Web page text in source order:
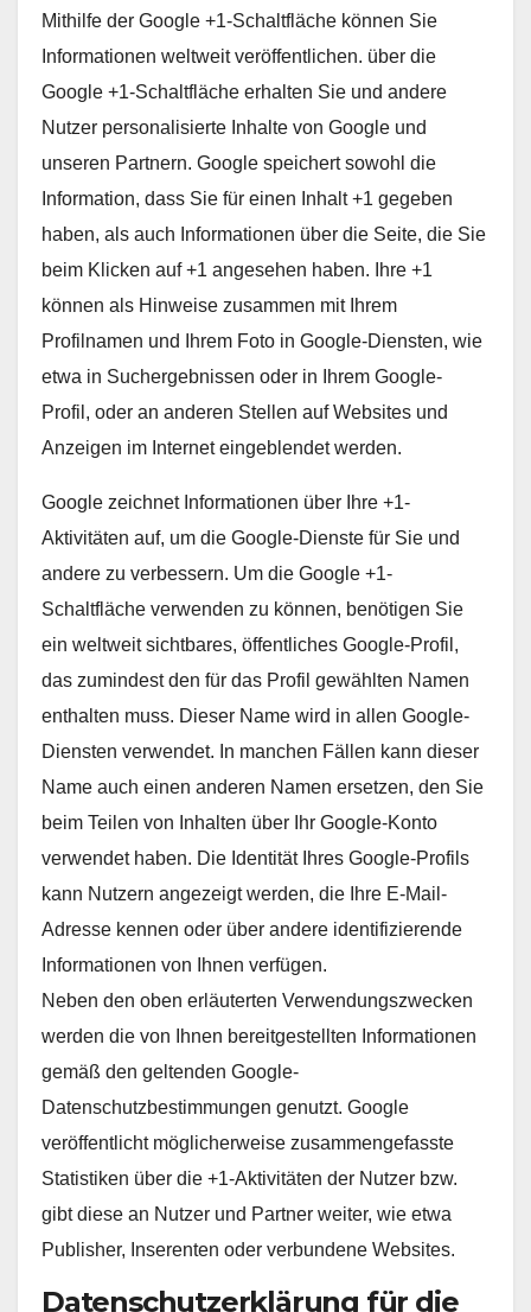
Mithilfe der Google +1-Schaltfläche können Sie
Informationen weltweit veröffentlichen. über die
Google +1-Schaltfläche erhalten Sie und andere
Nutzer personalisierte Inhalte von Google und
unseren Partnern. Google speichert sowohl die
Information, dass Sie für einen Inhalt +1 gegeben
haben, als auch Informationen über die Seite, die Sie
beim Klicken auf +1 angesehen haben. Ihre +1
können als Hinweise zusammen mit Ihrem
Profilnamen und Ihrem Foto in Google-Diensten, wie
etwa in Suchergebnissen oder in Ihrem Google-
Profil, oder an anderen Stellen auf Websites und
Anzeigen im Internet eingeblendet werden.
Google zeichnet Informationen über Ihre +1-
Aktivitäten auf, um die Google-Dienste für Sie und
andere zu verbessern. Um die Google +1-
Schaltfläche verwenden zu können, benötigen Sie
ein weltweit sichtbares, öffentliches Google-Profil,
das zumindest den für das Profil gewählten Namen
enthalten muss. Dieser Name wird in allen Google-
Diensten verwendet. In manchen Fällen kann dieser
Name auch einen anderen Namen ersetzen, den Sie
beim Teilen von Inhalten über Ihr Google-Konto
verwendet haben. Die Identität Ihres Google-Profils
kann Nutzern angezeigt werden, die Ihre E-Mail-
Adresse kennen oder über andere identifizierende
Informationen von Ihnen verfügen.
Neben den oben erläuterten Verwendungszwecken
werden die von Ihnen bereitgestellten Informationen
gemäß den geltenden Google-
Datenschutzbestimmungen genutzt. Google
veröffentlicht möglicherweise zusammengefasste
Statistiken über die +1-Aktivitäten der Nutzer bzw.
gibt diese an Nutzer und Partner weiter, wie etwa
Publisher, Inserenten oder verbundene Websites.
Datenschutzerklärung für die